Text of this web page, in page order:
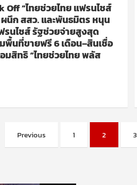
“ไทยช่วยไทย แฟรนไชส์
นึก สสว. และพันธมิตร หนุน
รนไชส์ รัฐช่วยจ่ายสูงสุด
พื้นที่ขายฟรี 6 เดือน–สินเชื่อ
มสิทธิ “ไทยช่วยไทย พลัส
Previous 1 2 3